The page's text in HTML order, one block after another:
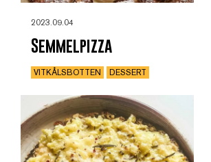
2023.09.04
Semmelpizza
VITKÅLSBOTTEN DESSERT